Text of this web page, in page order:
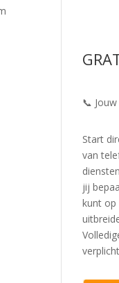
📞
Start
van
jij
kunt